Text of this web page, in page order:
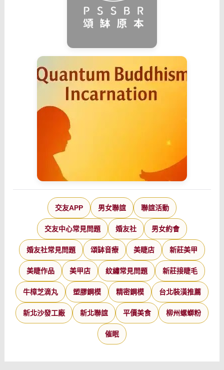
交友APP 男女聯誼 聯誼活動
交友中心常見問題 婚友社 男女約會
婚友社常見問題 頌缽音療 美睫店 新莊美甲
美睫作品 美甲店 紋繡常見問題 新莊接睫毛
牛樟芝滴丸 塑膠鋼模 精密鋼模 台北裝潢推薦
新北沙發工廠 新北聯誼 平價美食 柳州螺螄粉
催眠